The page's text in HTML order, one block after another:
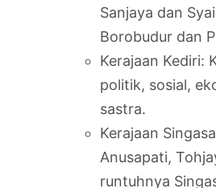
Sanjaya dan
Borobudur dan
Kerajaan Kediri:
politik, sosial,
sastra.
Kerajaan
Anusapati,
runtuhnya